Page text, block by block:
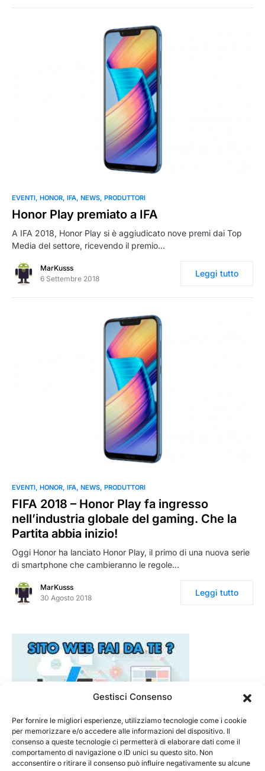
Gestisci Consenso
Per fornire le migliori esperienze, utilizziamo tecnologie come i cookie
per memorizzare e/o accedere alle informazioni del dispositivo. Il
consenso a queste tecnologie ci permetterà di elaborare dati come il
comportamento di navigazione o ID unici su questo sito. Non
acconsentire o ritirare il consenso può influire negativamente su alcune
0
EVENTI HONOR IFA NEWS PRODUTTORI
Honor Play premiato a IFA
A IFA 2018, Honor Play si è aggiudicato nove premi dai Top
Media del settore, ricevendo il premio…
MarKusss
6 Settembre 2018
Leggi tutto
0
EVENTI HONOR IFA NEWS PRODUTTORI
FIFA 2018 – Honor Play fa ingresso
nell’industria globale del gaming. Che la
Partita abbia inizio!
Oggi Honor ha lanciato Honor Play, il primo di una nuova serie
di smartphone che cambieranno le regole…
MarKusss
30 Agosto 2018
Leggi tutto